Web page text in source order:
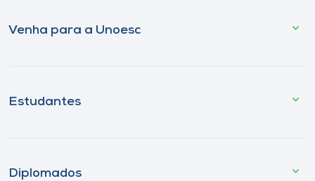
Venha para a Unoesc
Estudantes
Diplomados